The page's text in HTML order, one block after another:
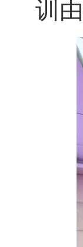
训由